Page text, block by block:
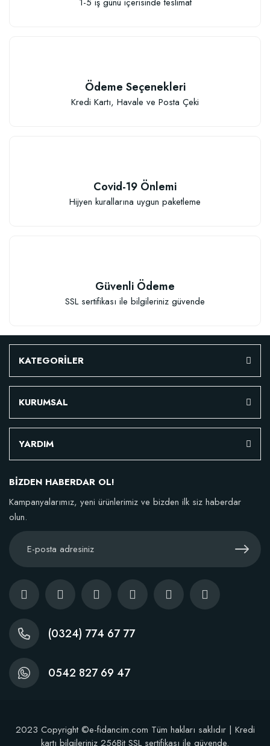
Çiçek Soğanları İçin Özel Karışım Çiçek Soğanı Dikim Gübresi (50 Soğan
106,81 TL
Sepete Ekle
Ödeme Seçenekleri
Kredi Kartı, Havale ve Posta Çeki
Covid-19 Önlemi
Hijyen kurallarına uygun paketleme
Güvenli Ödeme
SSL sertifikası ile bilgileriniz güvende
KATEGORİLER
KURUMSAL
YARDIM
BİZDEN HABERDAR OL!
Kampanyalarımız, yeni ürünlerimiz ve bizden ilk siz haberdar
olun.
(0324) 774 67 77
0542 827 69 47
2023 Copyright ©e-fidancim.com Tüm hakları saklıdır | Kredi
kartı bilgileriniz 256Bit SSL sertifikası ile güvende.